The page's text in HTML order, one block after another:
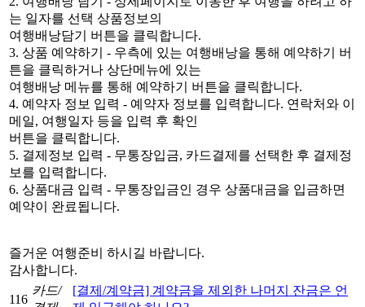
는 일자를 선택 상품정보의
여행배낭담기 버튼을 클릭합니다.
3. 상품 예약하기 - 우측에 있는 여행배낭을 통해 예약하기 버
튼을 클릭하거나 상단메뉴에 있는
여행배낭 메뉴를 통해 예약하기 버튼을 클릭합니다.
4. 예약자 정보 입력 - 예약자 정보를 입력합니다. 연락처와 이
메일, 여행일자 등을 입력 후 확인
버튼을 클릭합니다.
5. 결제정보 입력 - 무통장입금, 카드결제를 선택한 후 결제정
보를 입력합니다.
6. 상품대금 입력 - 무통장입금인 경우 상품대금을 입금하면
예약이 완료됩니다.
즐거운 여행준비 하시길 바랍니다.
감사합니다.
116
카드/
[결제/계약금] 계약금을 제외한 나머지 잔금은 언